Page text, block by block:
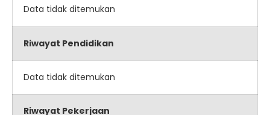
Data tidak ditemukan
Riwayat Pendidikan
Data tidak ditemukan
Riwayat Pekerjaan